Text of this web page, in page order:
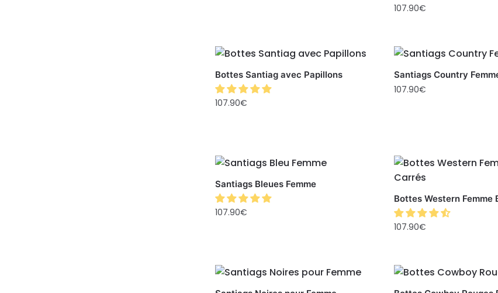
107.90€
Bottes Santiag avec Papillons
107.90€
Santiags Country
107.90€
Santiags Bleues Femme
107.90€
Bottes Western Femme
107.90€